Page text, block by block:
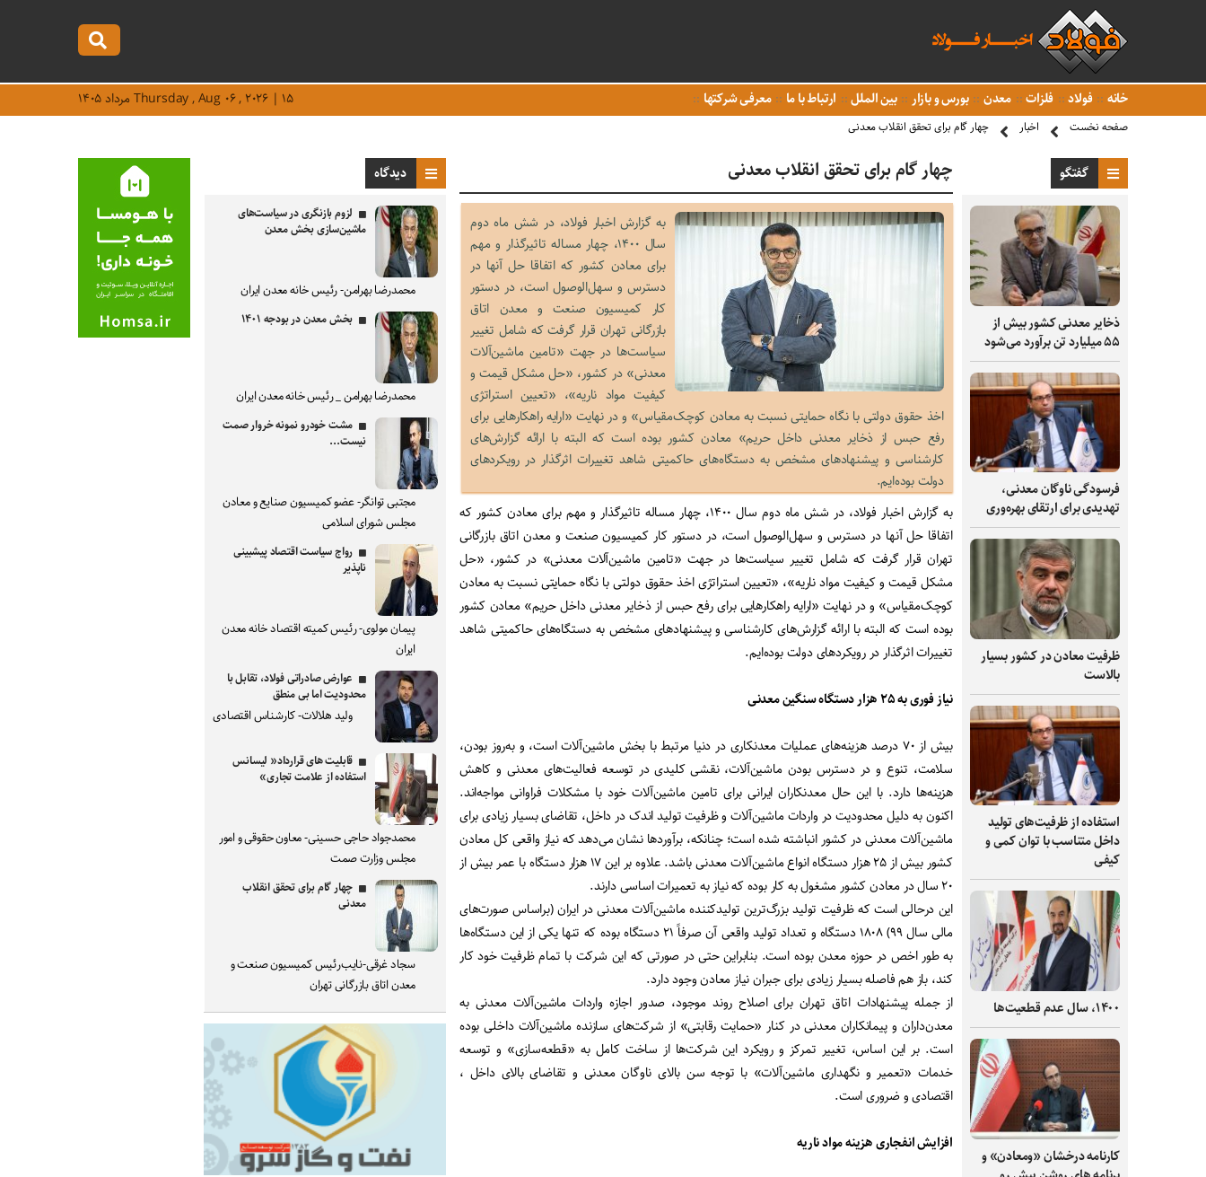
خانه فولاد فلزات معدن بورس و بازار بین الملل ارتباط با ما معرفی شرکتها Thursday , Aug ۰۶ , ۲۰۲۶ | ۱۵ مرداد ۱۴۰۵
صفحه نخست اخبار چهار گام برای تحقق انقلاب معدنی
گفتگو
ذخایر معدنی کشور بیش از
۵۵ میلیارد تن برآورد می‌شود
فرسودگی ناوگان معدنی،
تهدیدی برای ارتقای بهره‌وری
ظرفیت‌ معادن در کشور بسیار
بالاست
استفاده از ظرفیت‌های تولید
داخل متناسب با توان کمی و
کیفی
۱۴۰۰، سال عدم قطعیت‌ها
کارنامه درخشان «ومعادن» و
چهار گام برای تحقق انقلاب معدنی
به گزارش اخبار فولاد، در شش ماه دوم
سال ۱۴۰۰، چهار مساله تاثیرگذار و مهم
برای معادن کشور که اتفاقا حل آنها در
دسترس و سهل‌الوصول است، در دستور
کار کمیسیون صنعت و معدن اتاق
بازرگانی تهران قرار گرفت که شامل تغییر
سیاست‌ها در جهت «تامین ماشین‌آلات
معدنی» در کشور، «حل مشکل قیمت و
کیفیت مواد ناریه»، «تعیین استراتژی
اخذ حقوق دولتی با نگاه حمایتی نسبت به معادن کوچک‌مقیاس» و در نهایت «ارایه راهکارهایی برای
رفع حبس از ذخایر معدنی داخل حریم» معادن کشور بوده است که البته با ارائه گزارش‌های
کارشناسی و پیشنهادهای مشخص به دستگاه‌های حاکمیتی شاهد تغییرات اثرگذار در رویکردهای
دولت بوده‌ایم.
به گزارش اخبار فولاد، در شش ماه دوم سال ۱۴۰۰، چهار مساله تاثیرگذار و مهم برای معادن کشور که
اتفاقا حل آنها در دسترس و سهل‌الوصول است، در دستور کار کمیسیون صنعت و معدن اتاق بازرگانی
تهران قرار گرفت که شامل تغییر سیاست‌ها در جهت «تامین ماشین‌آلات معدنی» در کشور، «حل
مشکل قیمت و کیفیت مواد ناریه»، «تعیین استراتژی اخذ حقوق دولتی با نگاه حمایتی نسبت به معادن
کوچک‌مقیاس» و در نهایت «ارایه راهکارهایی برای رفع حبس از ذخایر معدنی داخل حریم» معادن کشور
بوده است که البته با ارائه گزارش‌های کارشناسی و پیشنهادهای مشخص به دستگاه‌های حاکمیتی شاهد
تغییرات اثرگذار در رویکردهای دولت بوده‌ایم.
نیاز فوری به ۲۵ هزار دستگاه سنگین معدنی
بیش از ۷۰ درصد هزینه‌های عملیات معدنکاری در دنیا مرتبط با بخش ماشین‌آلات است، و به‌روز بودن،
سلامت، تنوع و در دسترس بودن ماشین‌آلات، نقشی کلیدی در توسعه فعالیت‌های معدنی و کاهش
هزینه‌ها دارد. با این حال معدنکاران ایرانی برای تامین ماشین‌آلات خود با مشکلات فراوانی مواجه‌اند.
اکنون به دلیل محدودیت در واردات ماشین‌آلات و ظرفیت تولید اندک در داخل، تقاضای بسیار زیادی برای
ماشین‌آلات معدنی در کشور انباشته شده است؛ چنانکه، برآوردها نشان می‌دهد که نیاز واقعی کل معادن
کشور بیش از ۲۵ هزار دستگاه انواع ماشین‌آلات معدنی باشد. علاوه بر این ۱۷ هزار دستگاه با عمر بیش از
۲۰ سال در معادن کشور مشغول به کار بوده که نیاز به تعمیرات اساسی دارند.
این درحالی است که ظرفیت تولید بزرگ‌ترین تولیدکننده ماشین‌آلات معدنی در ایران (براساس صورت‌های
مالی سال ۹۹) ۱۸۰۸ دستگاه و تعداد تولید واقعی آن صرفاً ۲۱ دستگاه بوده که تنها یکی از این دستگاه‌ها
به طور اخص در حوزه معدن بوده است. بنابراین حتی در صورتی که این شرکت با تمام ظرفیت خود کار
کند، باز هم فاصله بسیار زیادی برای جبران نیاز معادن وجود دارد.
از جمله پیشنهادات اتاق تهران برای اصلاح روند موجود، صدور اجازه واردات ماشین‌آلات معدنی به
معدن‌داران و پیمانکاران معدنی در کنار «حمایت رقابتی» از شرکت‌های سازنده ماشین‌آلات داخلی بوده
است. بر این اساس، تغییر تمرکز و رویکرد این شرکت‌ها از ساخت کامل به «قطعه‌سازی» و توسعه
خدمات «تعمیر و نگهداری ماشین‌آلات» با توجه سن بالای ناوگان معدنی و تقاضای بالای داخل ،
اقتصادی و ضروری است.
افزایش انفجاری هزینه مواد ناریه
دیدگاه
لزوم بازنگری در سیاست‌های
ماشین‌سازی بخش معدن
محمدرضا بهرامن- رئیس خانه معدن ایران
بخش معدن در بودجه ۱۴۰۱
محمدرضا بهرامن _ رئیس خانه معدن ایران
مشت خودرو نمونه خروار صمت
نیست...
مجتبی توانگر- عضو کمیسیون صنایع و معادن
مجلس شورای اسلامی
رواج سیاست اقتصاد پیشبینی
ناپذیر
پیمان مولوی- رئیس کمیته اقتصاد خانه معدن
ایران
عوارض صادراتی فولاد، تقابل با
محدودیت اما بی منطق
ولید هلالات- کارشناس اقتصادی
قابلیت های قرارداد« لیسانس
استفاده از علامت تجاری»
محمدجواد حاجی حسینی- معاون حقوقی و امور
مجلس وزارت صمت
چهار گام برای تحقق انقلاب
معدنی
سجاد غرقی-نایب‌رئیس کمیسیون صنعت و
معدن اتاق بازرگانی تهران